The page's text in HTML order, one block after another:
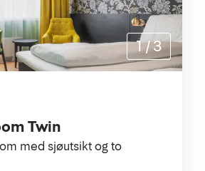
Twin
med sjøutsikt og to
1 /3